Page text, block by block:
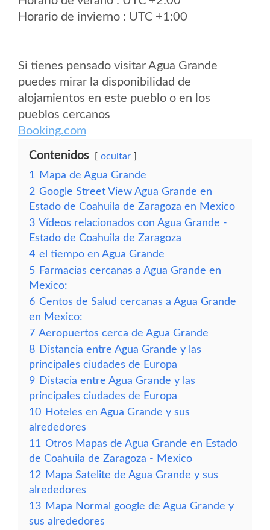
Horario de invierno : UTC +1:00
Si tienes pensado visitar Agua Grande
puedes mirar la disponibilidad de
alojamientos en este pueblo o en los
pueblos cercanos
Booking.com
Contenidos ocultar
1
Mapa de Agua Grande
2 Google Street View Agua Grande en
Estado de Coahuila de Zaragoza en Mexico
3 Vídeos relacionados con Agua Grande -
Estado de Coahuila de Zaragoza
4 el tiempo en Agua Grande
5 Farmacias cercanas a Agua Grande en
Mexico:
6 Centos de Salud cercanas a Agua Grande
en Mexico:
7 Aeropuertos cerca de Agua Grande
8 Distancia entre Agua Grande y las
principales ciudades de Europa
9 Distacia entre Agua Grande y las
principales ciudades de Europa
10 Hoteles en Agua Grande y sus
alrededores
11 Otros Mapas de Agua Grande en Estado
de Coahuila de Zaragoza - Mexico
12 Mapa Satelite de Agua Grande y sus
alrededores
13 Mapa Normal google de Agua Grande y
sus alrededores